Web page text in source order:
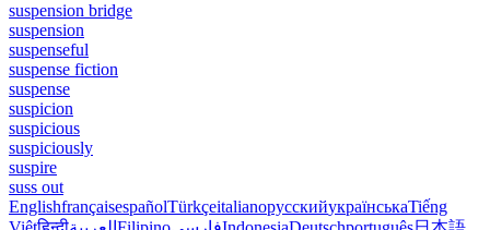
suspension bridge
suspension
suspenseful
suspense fiction
suspense
suspicion
suspicious
suspiciously
suspire
suss out
EnglishfrançaisespañolTürkçeitalianoрусскийукраїнськаTiếng